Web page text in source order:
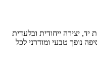
יצירה ייחודית ובלעדית
נופך טבעי ומודרני לכל